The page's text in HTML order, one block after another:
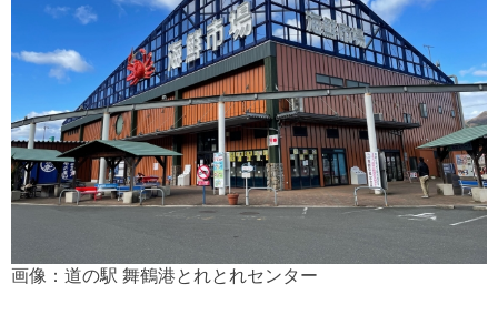
画像：道の駅 舞鶴港とれとれセンター